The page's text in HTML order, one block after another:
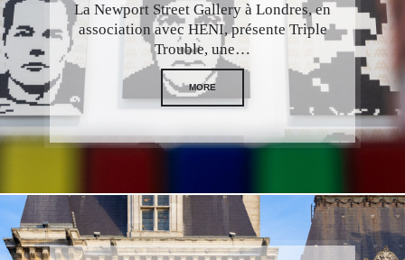
La Newport Street Gallery à Londres, en
association avec HENI, présente Triple
Trouble, une…
MORE